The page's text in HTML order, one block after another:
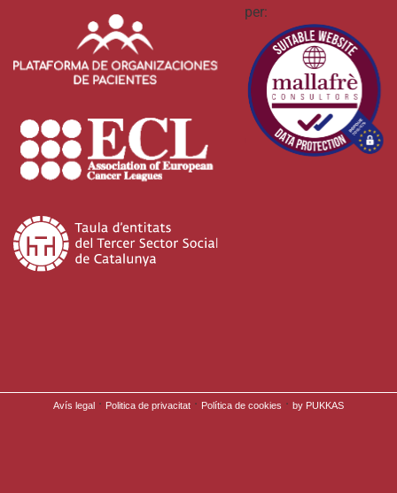
per:
Avís legal · Politica de privacitat · Política de cookies · by PUKKAS